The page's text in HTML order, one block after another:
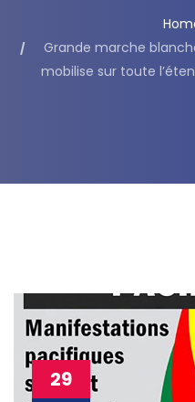
Grande marche
mobilise sur toute
29